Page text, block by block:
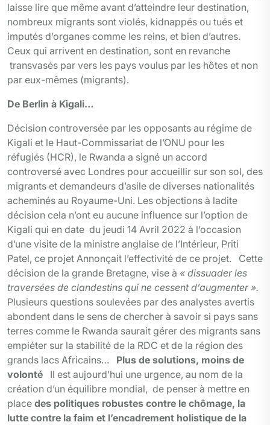
laisse lire que même avant d’atteindre leur destination,
nombreux migrants sont violés, kidnappés ou tués et
imputés d’organes comme les reins, et bien d’autres.
Ceux qui arrivent en destination, sont en revanche
transvasés par vers les pays voulus par les hôtes et non
par eux-mêmes (migrants).
De Berlin à Kigali…
Décision controversée par les opposants au régime de
Kigali et le Haut-Commissariat de l’ONU pour les
réfugiés (HCR), le Rwanda a signé un accord
controversé avec Londres pour accueillir sur son sol, des
migrants et demandeurs d’asile de diverses nationalités
acheminés au Royaume-Uni. Les objections à ladite
décision cela n’ont eu aucune influence sur l’option de
Kigali qui en date du jeudi 14 Avril 2022 à l’occasion
d’une visite de la ministre anglaise de l’Intérieur, Priti
Patel, ce projet Annonçait l’effectivité de ce projet. Cette
décision de la grande Bretagne, vise à « dissuader les
traversées de clandestins qui ne cessent d’augmenter ».
Plusieurs questions soulevées par des analystes avertis
abondent dans le sens de chercher à savoir si pays sans
terres comme le Rwanda saurait gérer des migrants sans
empiéter sur la stabilité de la RDC et de la région des
grands lacs Africains… Plus de solutions, moins de
volonté
Il est aujourd’hui une urgence, au nom de la
création d’un équilibre mondial, de penser à mettre en
place des politiques robustes contre le chômage, la
lutte contre la faim et l’encadrement holistique de la